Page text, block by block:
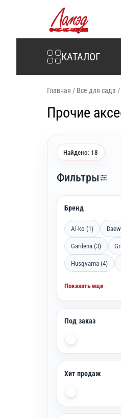
Интернет-магазин
КАТАЛОГ
Главная / Все для сада /
Прочие
Найдено: 18
Фильтры
Бренд
Al-ko (1)
Gardena (3)
Husqvarna (4)
Показать еще
Под заказ
Хит продаж